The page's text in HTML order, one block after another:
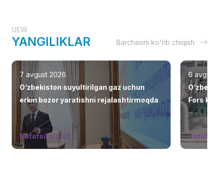
UEW
YANGILIKLAR Barchasini ko'rib chiqish
7 avgust 2026
O‘zbekiston suyultirilgan gaz uchun
erkin bozor yaratishni rejalashtirmoqda
Batafsil o'qish
6 avgust
Fors
jalb
Batafsil